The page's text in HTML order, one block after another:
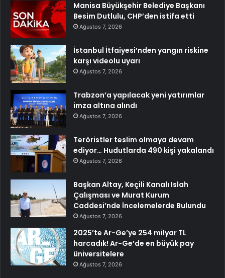
Manisa Büyükşehir Belediye Başkanı
Besim Dutlulu, CHP’den istifa etti
Ağustos 7, 2026
İstanbul İtfaiyesi’nden yangın riskine
karşı videolu uyarı
Ağustos 7, 2026
Trabzon’a yapılacak yeni yatırımlar
imza altına alındı
Ağustos 7, 2026
Teröristler teslim olmaya devam
ediyor… Hudutlarda 490 kişi yakalandı
Ağustos 7, 2026
Başkan Altay, Keçili Kanalı Islah
Çalışması ve Murat Kurum
Caddesi’nde İncelemelerde Bulundu
Ağustos 7, 2026
2025’te Ar-Ge’ye 254 milyar TL
harcadık! Ar-Ge’de en büyük pay
üniversitelere
Ağustos 7, 2026